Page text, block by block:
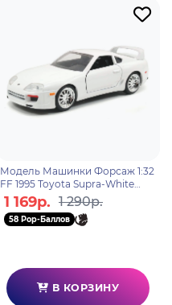
Модель Машинки Форсаж 1:32
FF 1995 Toyota Supra-White
97346
1 169р. 1 290р.
58 Pop-Баллов
В КОРЗИНУ